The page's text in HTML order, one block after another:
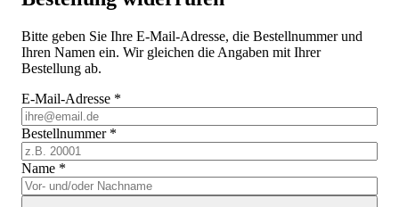
Bitte geben Sie Ihre E-Mail-Adresse, die Bestellnummer und
Ihren Namen ein. Wir gleichen die Angaben mit Ihrer
Bestellung ab.
E-Mail-Adresse *
Bestellnummer *
Name *